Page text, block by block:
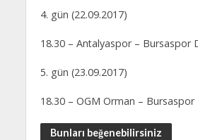
4. gün (22.09.2017)
18.30 – Antalyaspor – Bursaspor
5. gün (23.09.2017)
18.30 – OGM Orman –
Bunları beğenebilirsiniz